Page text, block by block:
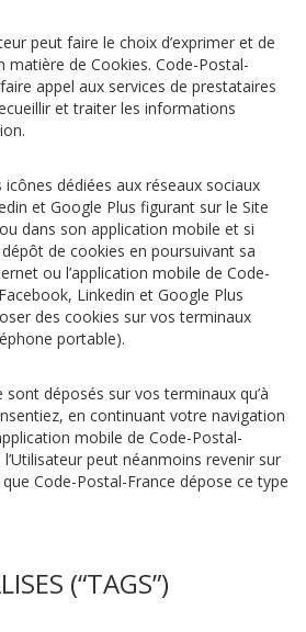
peut faire le choix d’exprimer et de
matière de Cookies. Code-Postal-
appel aux services de prestataires
et traiter les informations
icônes dédiées aux réseaux sociaux
et Google Plus figurant sur le Site
dans son application mobile et si
de cookies en poursuivant sa
ou l’application mobile de Code-
Linkedin et Google Plus
des cookies sur vos terminaux
portable).
déposés sur vos terminaux qu’à
en continuant votre navigation
mobile de Code-Postal-
peut néanmoins revenir sur
Code-Postal-France dépose ce type
(“TAGS”)